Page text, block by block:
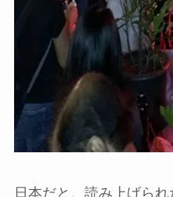
日本だと、読み上げら